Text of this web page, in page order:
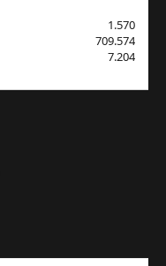
1.570
709.574
7.204